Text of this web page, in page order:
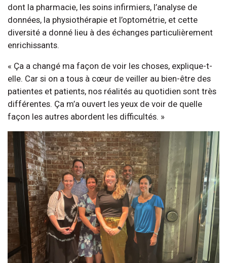
dont la pharmacie, les soins infirmiers, l’analyse de
données, la physiothérapie et l’optométrie, et cette
diversité a donné lieu à des échanges particulièrement
enrichissants.
« Ça a changé ma façon de voir les choses, explique-t-
elle. Car si on a tous à cœur de veiller au bien-être des
patientes et patients, nos réalités au quotidien sont très
différentes. Ça m’a ouvert les yeux de voir de quelle
façon les autres abordent les difficultés. »